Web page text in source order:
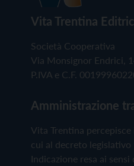
Vita Trentina
Società Cooperativa
Via Monsignor Endrici,
P.IVA e C.F.
Amministrazione
Vita Trentina
cui al decreto legislativo
Indicazione resa ai